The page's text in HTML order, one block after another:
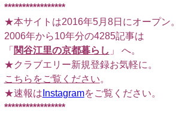
*****************
★本サイトは2016年5月8日にオープン。
2006年から10年分の4285記事は
「 関谷江里の京都暮らし 」 へ。
★クラブエリー新規登録お気軽に。
こちらをご覧ください。
★速報は Instagramをご覧ください。
*****************